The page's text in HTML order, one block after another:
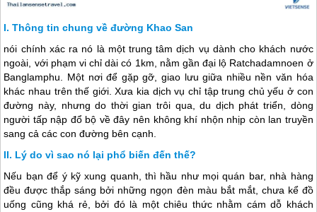
Thông tin chung về đường Khao San
nói chính xác ra nó là một trung tâm dịch vụ dành cho khách nước
ngoài, với phạm vi chỉ dài có 1km, nằm gần đại lộ Ratchadamnoen ở
Banglamphu. Một nơi để gặp gỡ, giao lưu giữa nhiều nền văn hóa
khác nhau trên thế giới. Xưa kia dịch vụ chỉ tập trung chủ yếu ở con
đường này, nhưng do thời gian trôi qua, du dịch phát triển, dòng
người tấp nập đổ bộ về đây nên không khí nhộn nhịp còn lan truyền
sang cả các con đường bên cạnh.
Lý do vì sao nó lại phổ biến đến thế?
Nếu bạn để ý kỹ xung quanh, thì hầu như mọi quán bar, nhà hàng
đều được thắp sáng bởi những ngọn đèn màu bắt mắt, chưa kể đồ
uống cũng khá rẻ, bởi đó là một chiêu thức nhằm cám dỗ khách